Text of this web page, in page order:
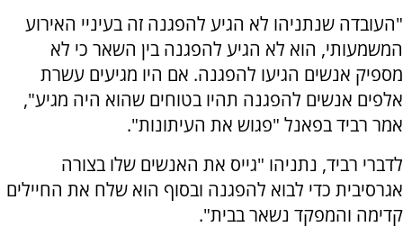
"העובדה שנתניהו לא הגיע להפגנה זה בעיניי האירוע
המשמעותי, הוא לא הגיע להפגנה בין השאר כי לא
מספיק אנשים הגיעו להפגנה. אם היו מגיעים עשרת
אלפים אנשים להפגנה תהיו בטוחים שהוא היה מגיע",
אמר רביד בפאנל "פגוש את העיתונות".
לדברי רביד, נתניהו "גייס את האנשים שלו בצורה
אגרסיבית כדי לבוא להפגנה ובסוף הוא שלח את החיילים
קדימה והמפקד נשאר בבית".